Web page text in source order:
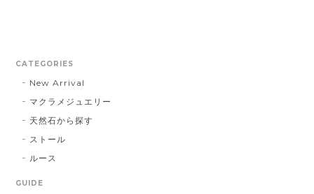
CATEGORIES
New Arrival
マクラメジュエリー
天然石から探す
ストール
ルース
GUIDE